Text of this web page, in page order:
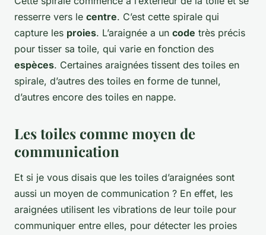
resserre vers le centre. C’est cette spirale qui
capture les proies. L’araignée a un code très précis
pour tisser sa toile, qui varie en fonction des
espèces. Certaines araignées tissent des toiles en
spirale, d’autres des toiles en forme de tunnel,
d’autres encore des toiles en nappe.
Les toiles comme moyen de
communication
Et si je vous disais que les toiles d’araignées sont
aussi un moyen de communication ? En effet, les
araignées utilisent les vibrations de leur toile pour
communiquer entre elles, pour détecter les proies